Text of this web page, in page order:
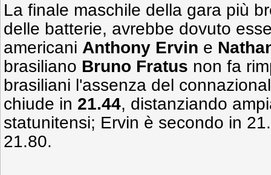
La finale maschile della gara più
delle batterie, avrebbe dovuto
americani Anthony Ervin e
brasiliano Bruno Fratus non fa
brasiliani l'assenza del
chiude in 21.44, distanziando
statunitensi; Ervin è secondo in
21.80.